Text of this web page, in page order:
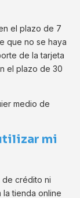
el plazo de 7
que no se haya
de la tarjeta
el plazo de 30
medio de
mi
de crédito ni
tienda online